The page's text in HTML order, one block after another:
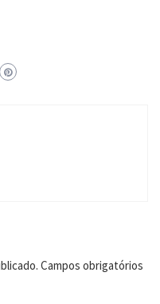
Campos obrigatórios